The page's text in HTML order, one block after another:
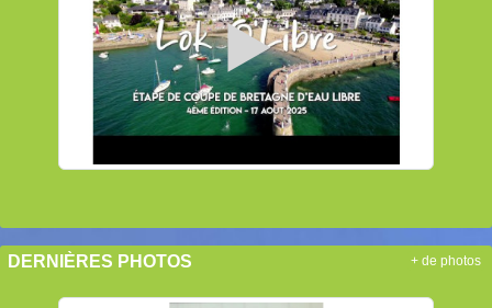
DERNIÈRES PHOTOS + de photos